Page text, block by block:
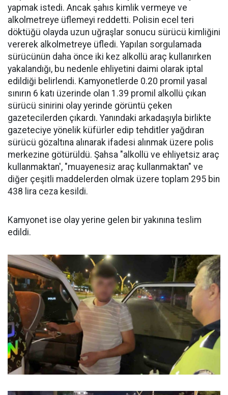
yapmak istedi. Ancak şahıs kimlik vermeye ve
alkolmetreye üflemeyi reddetti. Polisin ecel teri
döktüğü olayda uzun uğraşlar sonucu sürücü kimliğini
vererek alkolmetreye üfledi. Yapılan sorgulamada
sürücünün daha önce iki kez alkollü araç kullanırken
yakalandığı, bu nedenle ehliyetini daimi olarak iptal
edildiği belirlendi. Kamyonetlerde 0.20 promil yasal
sınırın 6 katı üzerinde olan 1.39 promil alkollü çıkan
sürücü sinirini olay yerinde görüntü çeken
gazetecilerden çıkardı. Yanındaki arkadaşıyla birlikte
gazeteciye yönelik küfürler edip tehditler yağdıran
sürücü gözaltına alınarak ifadesi alınmak üzere polis
merkezine götürüldü. Şahsa "alkollü ve ehliyetsiz araç
kullanmaktan', "muayenesiz araç kullanmaktan" ve
diğer çeşitli maddelerden olmak üzere toplam 295 bin
438 lira ceza kesildi.
Kamyonet ise olay yerine gelen bir yakınına teslim
edildi.